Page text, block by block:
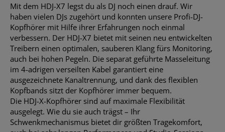
Mit dem HDJ-X7 legst du als DJ noch einen drauf. Wir
haben vielen DJs zugehört und konnten unsere Profi-DJ-
Kopfhörer mit Hilfe ihrer Erfahrungen noch einmal
verbessern. Der HDJ-X7 bietet mit seinen neu entwickelten
Treibern einen optimalen, sauberen Klang fürs Monitoring,
auch bei hohen Pegeln. Die separat geführte Masseleitung
im 4-adrigen verseilten Kabel garantiert eine
ausgezeichnete Kanaltrennung, und dank des flexiblen
Kopfbands sitzt der Kopfhörer immer bequem.
Die HDJ-X-Kopfhörer sind auf maximale Flexibilität
ausgelegt. Wie du sie auch trägst – Ihr
Schwenkmechanismus bietet dir größten Tragekomfort,